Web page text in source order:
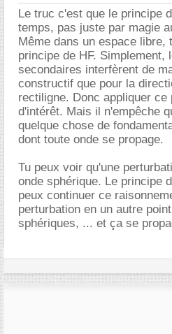
Le truc c'est que le principe
temps, pas juste par magie
Même dans un espace libre,
principe de HF. Simplement,
secondaires interfèrent de
constructif que pour la
rectiligne. Donc appliquer ce
d'intérêt. Mais il n'empêche
quelque chose de
dont toute onde se propage.
Tu peux voir qu'une
onde sphérique. Le principe
peux continuer ce
perturbation en un autre
sphériques, ... et ça se